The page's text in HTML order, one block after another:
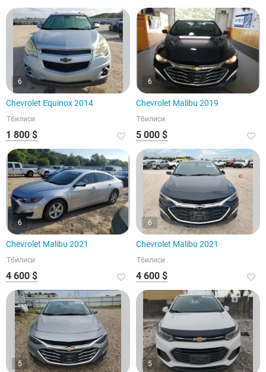
6
Chevrolet Equinox 2014
Тбилиси
1 800 $
6
Chevrolet Malibu 2019
Тбилиси
5 000 $
6
Chevrolet Malibu 2021
Тбилиси
4 600 $
6
Chevrolet Malibu 2021
Тбилиси
4 600 $
5 5